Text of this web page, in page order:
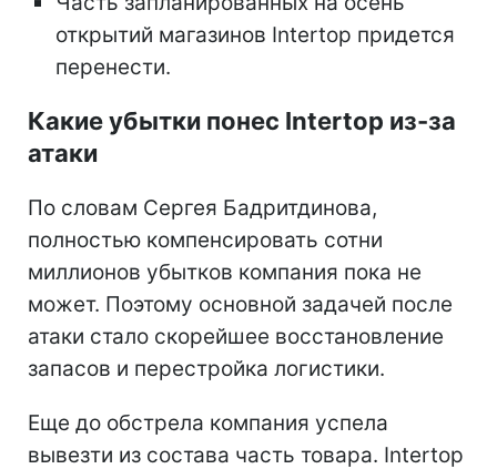
открытий магазинов Intertop придется
перенести.
Какие убытки понес Intertop из-за
атаки
По словам Сергея Бадритдинова,
полностью компенсировать сотни
миллионов убытков компания пока не
может. Поэтому основной задачей после
атаки стало скорейшее восстановление
запасов и перестройка логистики.
Еще до обстрела компания успела
вывезти из состава часть товара. Intertop